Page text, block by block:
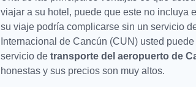
viajar a su hotel, puede que este no incluya el
su viaje podría complicarse sin un servicio
Internacional de Cancún (CUN) usted
servicio de transporte del aeropuerto de
honestas y sus precios son muy altos.